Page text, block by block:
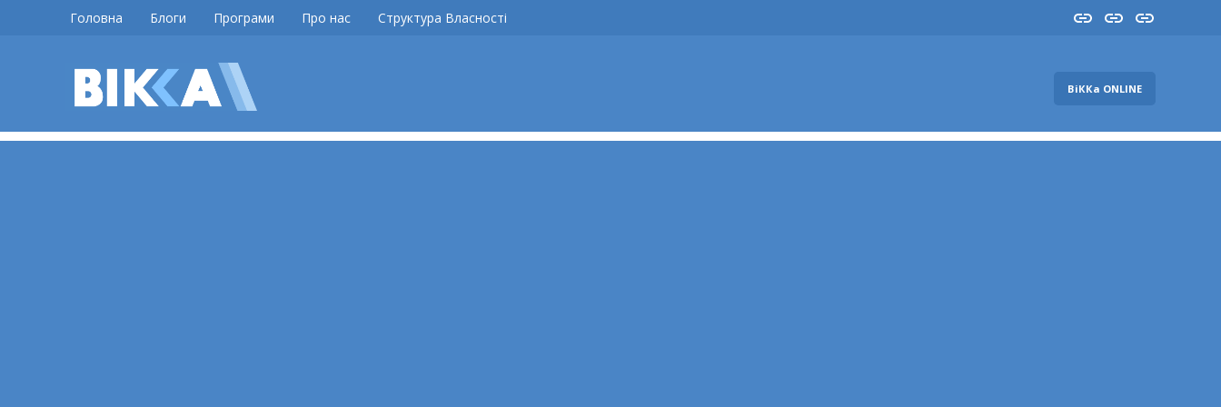
Головна Блоги Програми Про нас Структура Власності InstaYouTube
FB
ВіККа ONLINE